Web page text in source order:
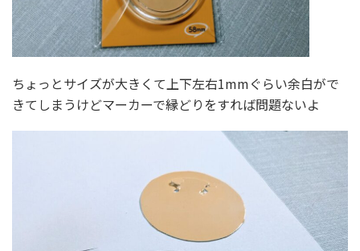
ちょっとサイズが大きくて上下左右1mmぐらい余白がで
きてしまうけどマーカーで縁どりをすれば問題ないよ